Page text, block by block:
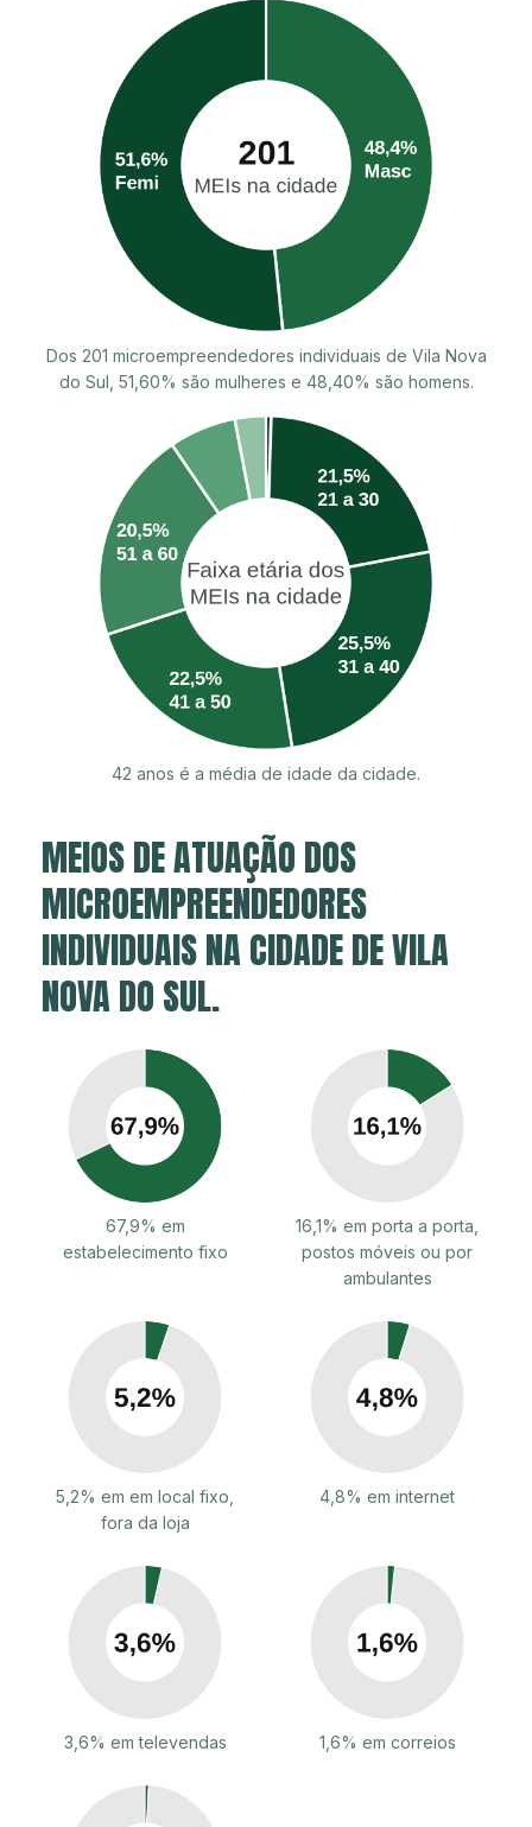
Dos 201 microempreendedores individuais de Vila Nova
do Sul, 51,60% são mulheres e 48,40% são homens.
42 anos é a média de idade da cidade.
MEIOS DE ATUAÇÃO DOS
MICROEMPREENDEDORES
INDIVIDUAIS NA CIDADE DE VILA
NOVA DO SUL.
67,9% em
estabelecimento fixo
16,1% em porta a porta,
postos móveis ou por
ambulantes
5,2% em em local fixo,
fora da loja
4,8% em internet
3,6% em televendas 1,6% em correios